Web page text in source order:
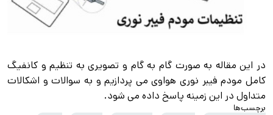
در این مقاله به صورت گام به گام و تصویری به تنظیم و کانفیگ
کامل مودم فیبر نوری هواوی می پردازیم و به سوالات و اشکالات
متداول در این زمینه پاسخ داده می شود.
برچسب‌ها